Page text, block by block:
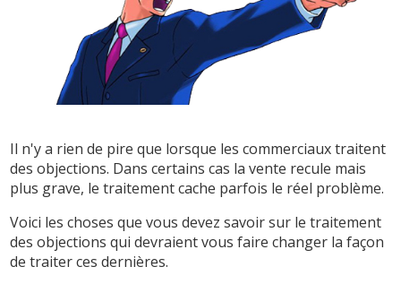
Il n'y a rien de pire que lorsque les commerciaux traitent
des objections. Dans certains cas la vente recule mais
plus grave, le traitement cache parfois le réel problème.
Voici les choses que vous devez savoir sur le traitement
des objections qui devraient vous faire changer la façon
de traiter ces dernières.